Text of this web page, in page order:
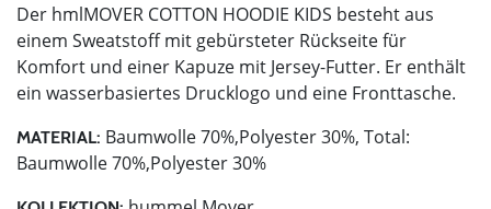
Der hmlMOVER COTTON HOODIE KIDS besteht aus
einem Sweatstoff mit gebürsteter Rückseite für
Komfort und einer Kapuze mit Jersey-Futter. Er enthält
ein wasserbasiertes Drucklogo und eine Fronttasche.
MATERIAL: Baumwolle 70%,Polyester 30%, Total:
Baumwolle 70%,Polyester 30%